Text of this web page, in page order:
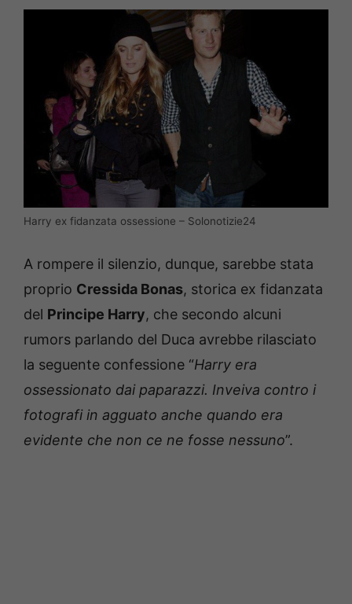
Harry ex fidanzata ossessione – Solonotizie24
A rompere il silenzio, dunque, sarebbe stata
proprio Cressida Bonas, storica ex fidanzata
del Principe Harry, che secondo alcuni
rumors parlando del Duca avrebbe rilasciato
la seguente confessione “Harry era
ossessionato dai paparazzi. Inveiva contro i
fotografi in agguato anche quando era
evidente che non ce ne fosse nessuno”.